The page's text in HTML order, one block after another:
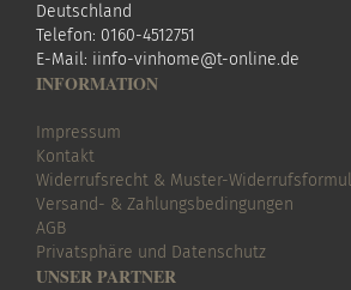
Deutschland
Telefon: 0160-4512751
E-Mail: iinfo-vinhome@t-online.de
INFORMATION
Impressum
Kontakt
Widerrufsrecht & Muster-
Versand- & Zahlungsbedingungen
AGB
Privatsphäre und Datenschutz
UNSER PARTNER